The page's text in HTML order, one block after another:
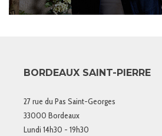
BORDEAUX SAINT-PIERRE
27 rue du Pas Saint-Georges
33000 Bordeaux
Lundi 14h30 - 19h30